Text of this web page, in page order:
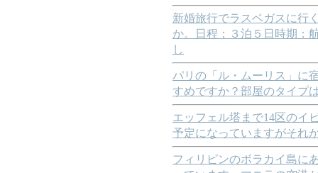
新婚旅行でラスベガスに行
か。日程：３泊５日時期：
し
パリの「ル・ムーリス」に
すめですか？部屋のタイプ
エッフェル塔まで14区のイ
予定になっていますがそれ
フィリピンのボラカイ島に